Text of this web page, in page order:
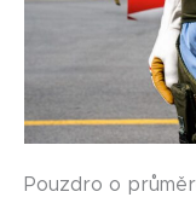
Pouzdro o